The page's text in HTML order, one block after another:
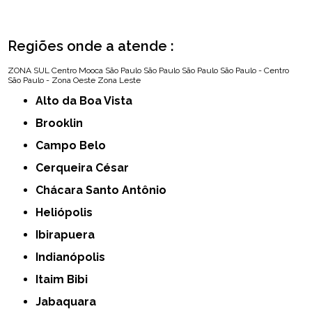
Regiões onde a atende :
ZONA SUL Centro Mooca São Paulo São Paulo São Paulo São Paulo - Centro
São Paulo - Zona Oeste Zona Leste
Alto da Boa Vista
Brooklin
Campo Belo
Cerqueira César
Chácara Santo Antônio
Heliópolis
Ibirapuera
Indianópolis
Itaim Bibi
Jabaquara